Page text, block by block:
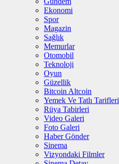
Ekonomi
Spor
Magazin
Sağlık
Memurlar
Otomobil
Teknoloji
Oyun
Güzellik
Bitcoin Altcoin
Yemek Ve Tatlı Tarifleri
Rüya Tabirleri
Video Galeri
Foto Galeri
Haber Gönder
Sinema
Vizyondaki Filmler